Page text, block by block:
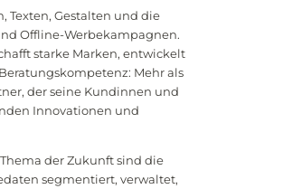
Texten, Gestalten und die
Offline-Werbekampagnen.
starke Marken, entwickelt
Mehr als
der seine Kundinnen und
Innovationen und
der Zukunft sind die
segmentiert, verwaltet,